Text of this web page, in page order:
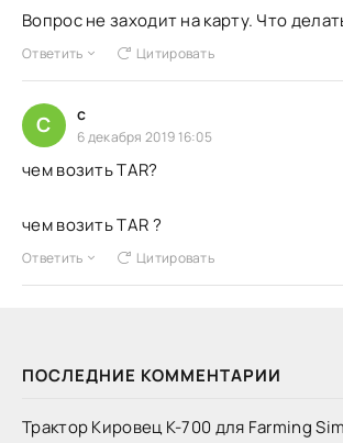
ПОСЛЕДНИЕ КОММЕНТАРИИ
Трактор Кировец К-700 для Farming
Вопрос не заходит на карту. Что
Ответить Цитировать
C c
6 декабря 2019 16:05
чем возить TAR?
чем возить TAR ?
Ответить Цитировать